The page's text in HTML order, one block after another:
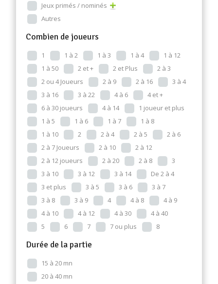
Jeux primés / nominés
Autres
Combien de joueurs
1 1 à 2 1 à 3 1 à 4
1 à 12
1 à 50
2 et + 2 et Plus
2 à 3
2 ou 4 Joueurs
2 à 9 2 à 16
3 à 4
3 à 16
3 à 22 4 à 6
4 et +
6 à 30 joueurs
4 à 14
1 joueur et plus
1 à 5
1 à 6 1 à 7
1 à 8
1 à 10
2 2 à 4 2 à 5
2 à 6
2 à 7 Joueurs
2 à 10
2 à 12
2 à 12 joueurs
2 à 20 2 à 8
3
3 à 10
3 à 12 3 à 14
De 2 à 4
3 et plus
3 à 5 3 à 6
3 à 7
3 à 8
3 à 9 4 4 à 8
4 à 9
4 à 10
4 à 12 4 à 30
4 à 40
5
6 7 7 ou plus 8
Durée de la partie
15 à 20 mn
20 à 40 mn